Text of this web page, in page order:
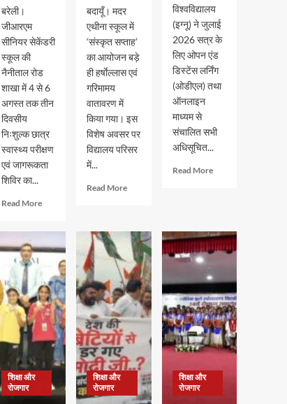
बरेली।
जीआरएम
सीनियर सेकेंडरी
स्कूल की
नैनीताल रोड
शाखा में 4 से 6
अगस्त तक तीन
दिवसीय
निःशुल्क छात्र
स्वास्थ्य परीक्षण
एवं जागरूकता
शिविर का...
Read MoreRead
स्कूल
तीन
दिवसीय
स्वास्थ्य
शिविर
सम्पन्न,
600
विद्यार्थियों
का
निःशुल्क
बदायूँ। मदर
एथीना स्कूल में
‘संस्कृत सप्ताह’
का आयोजन बड़े
ही हर्षाेल्लास एवं
गरिमामय
वातावरण में
किया गया। इस
विशेष अवसर पर
विद्यालय परिसर
में...
Read MoreRead
एथीना
स्कूल
‘संस्कृत
सप्ताह’
के
अवसर
पर
विशेष
कार्यक्रम
हुआ,बच्चो
दिखाया
विश्वविद्यालय
(इग्नू) ने जुलाई
2026 सत्र के
लिए ओपन एंड
डिस्टेंस लर्निंग
(ओडीएल) तथा
ऑनलाइन
माध्यम से
संचालित सभी
अधिसूचित...
Read MoreRead
जुलाई
2026
के
प्रवेश
की
अंतिम
तिथि
16
बढ़ी
शिक्षा और
रोजगार
शिक्षा और
रोजगार
शिक्षा और
रोजगार